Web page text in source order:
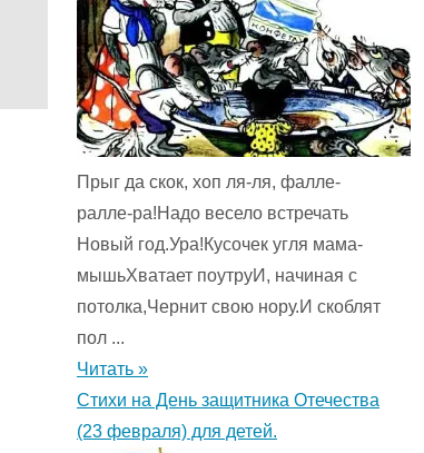
Прыг да скок, хоп ля-ля, фалле-
ралле-ра!Надо весело встречать
Новый год.Ура!Кусочек угля мама-
мышьХватает поутруИ, начиная с
потолка,Чернит свою нору.И скоблят
пол ...
Читать »
Стихи на День защитника Отечества
(23 февраля) для детей.